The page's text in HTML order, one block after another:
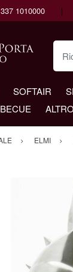
1010000
SOFTAIR
ALTRO
ELMI